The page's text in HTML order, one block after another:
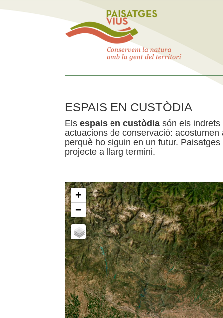
ESPAIS EN CUSTÒDIA
Els espais en custòdia són els indrets
actuacions de conservació:
perquè ho siguin en un futur.
projecte a llarg termini.
+
−